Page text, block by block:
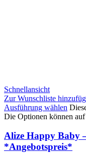
Schnellansicht
Zur Wunschliste
Ausführung wählen
Die Optionen können
Alize Happy Baby
*Angebotspreis*